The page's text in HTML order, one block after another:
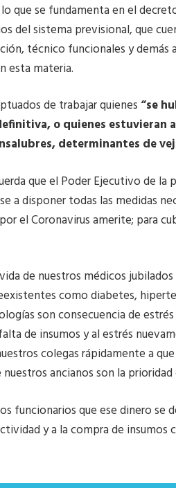
que se fundamenta en el
del sistema previsional, que
técnico funcionales y demás
esta materia.
de trabajar quienes“se
o quienes estuvieran
determinantes de
que el Poder Ejecutivo de la
a disponer todas las medidas
el Coronavirus amerite; para
de nuestros médicos
como diabetes,
son consecuencia de
de insumos y al estrés
colegas rápidamente a
ancianos son la
funcionarios que ese dinero se
y a la compra de